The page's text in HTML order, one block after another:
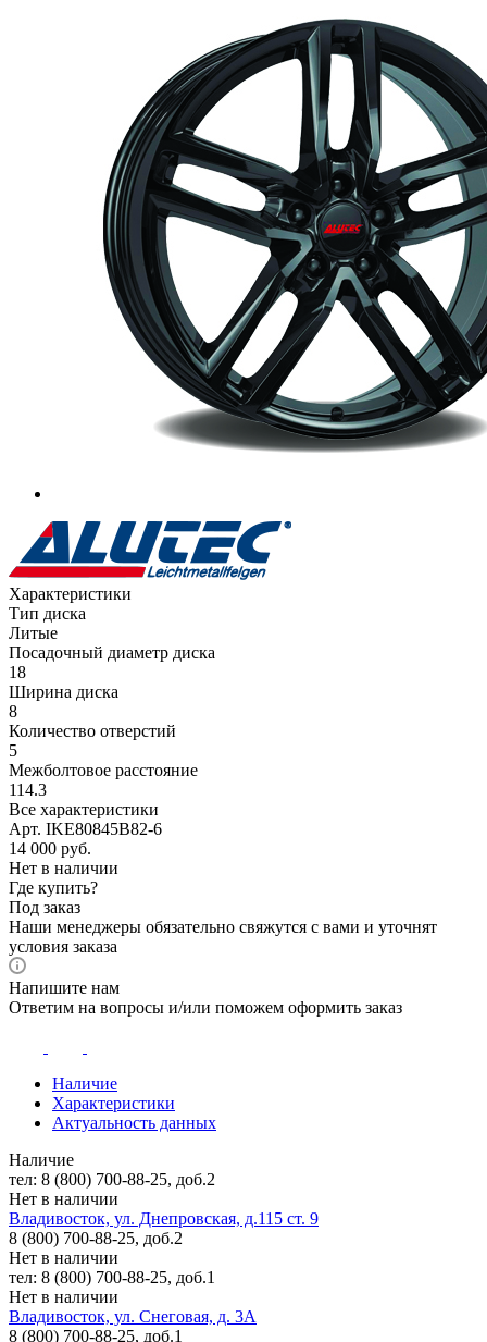
Характеристики
Тип диска
Литые
Посадочный диаметр диска
18
Ширина диска
8
Количество отверстий
5
Межболтовое расстояние
114.3
Все характеристики
Арт. IKE80845B82-6
14 000 руб.
Нет в наличии
Где купить?
Под заказ
Наши менеджеры обязательно свяжутся с вами и уточнят
условия заказа
Напишите нам
Ответим на вопросы и/или поможем оформить заказ
Наличие
Характеристики
Актуальность данных
Наличие
тел: 8 (800) 700-88-25, доб.2
Нет в наличии
Владивосток, ул. Днепровская, д.115 ст. 9
8 (800) 700-88-25, доб.2
Нет в наличии
тел: 8 (800) 700-88-25, доб.1
Нет в наличии
Владивосток, ул. Снеговая, д. 3А
8 (800) 700-88-25, доб.1